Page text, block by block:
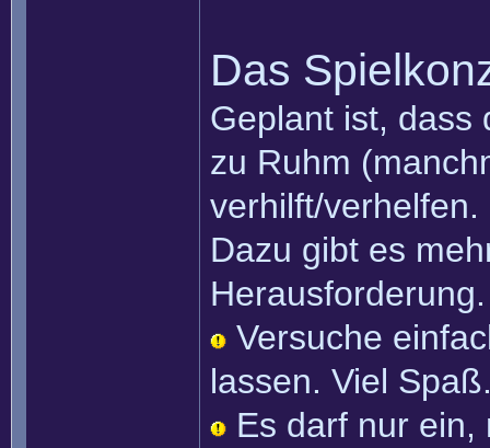
Das
Geplant ist, dass
zu Ruhm
verhilft/verhelfen.
Dazu gibt es
Herausforderung.
Versuche
lassen. Viel
Es darf nur ein,